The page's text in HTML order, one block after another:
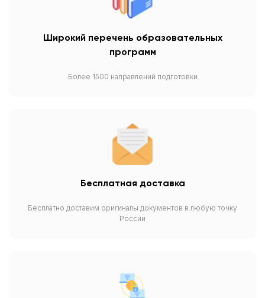
Широкий перечень образовательных
программ
Более 1500 направлений подготовки
Бесплатная доставка
Бесплатно доставим оригиналы документов в любую точку
России